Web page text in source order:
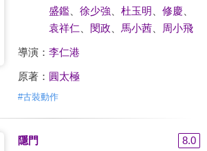
盛鑑、 徐少強 杜玉明 修慶
袁祥仁
閔政 馬小茜、 周小飛
導演： 李仁港
原著： 圓太極
#古裝動作
隱門
8.0